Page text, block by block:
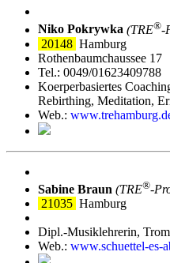
Niko Pokrywka (TRE®
20148 Hamburg
Rothenbaumchaussee 17
Tel.: 0049/01623409788
Koerperbasiertes
Rebirthing, Meditation,
Web.:
Sabine Braun (TRE®
21035 Hamburg
Dipl.-Musiklehrerin,
Web.: www.schuettel-es-